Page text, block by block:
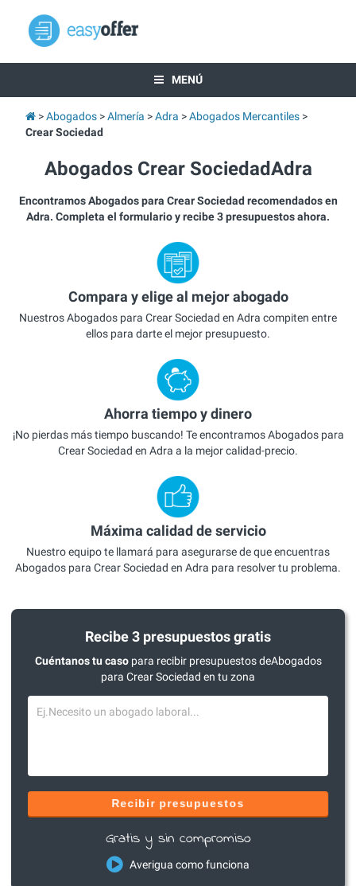
MENÚ
Abogados Almería Adra
Abogados Mercantiles
Crear Sociedad
Abogados Crear SociedadAdra
Encontramos Abogados para Crear Sociedad recomendados en
Adra. Completa el formulario y recibe 3 presupuestos ahora.
Compara y elige al mejor abogado
Nuestros Abogados para Crear Sociedad en Adra compiten entre
ellos para darte el mejor presupuesto.
Ahorra tiempo y dinero
¡No pierdas más tiempo buscando! Te encontramos Abogados para
Crear Sociedad en Adra a la mejor calidad-precio.
Máxima calidad de servicio
Nuestro equipo te llamará para asegurarse de que encuentras
Abogados para Crear Sociedad en Adra para resolver tu problema.
Recibe 3 presupuestos gratis
Cuéntanos tu casopara recibir presupuestos deAbogados
para Crear Sociedad en tu zona
Recibir presupuestos
Gratis y sin compromiso
Averigua como funciona